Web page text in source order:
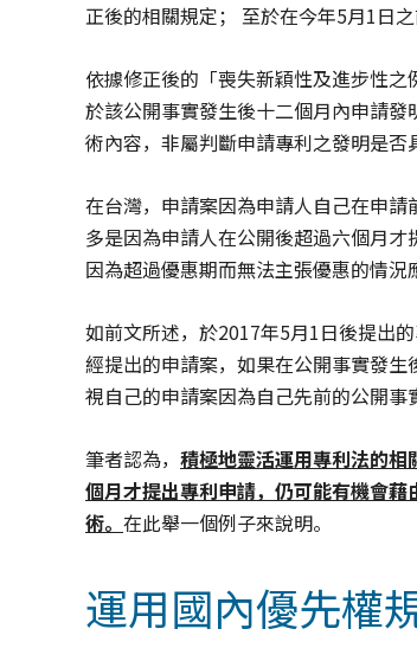
正後的相關規定； 至於在今年5月1日
依據修正後的「喪失新穎性及進步性
於該公開事實發生後十二個月內申請
術內容，非屬判斷申請專利之發明是否
在台灣，申請案因為申請人自己在申
多是因為申請人在公開後超過六個月
因為超過優惠期而無法主張優惠的情況
如前文所述，於2017年5月1日後提出
經提出的申請案，如果在公開事實發
視自己的申請案因為自己先前的公開事
筆者認為， 積極地靈活運用專利法的
個月才提出專利申請，仍可能有機會
術。 在此舉一個例子來說明。
運用國內優先權